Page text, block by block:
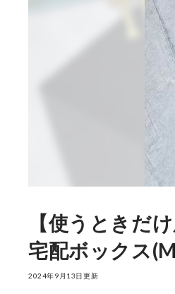
【使うときだ
宅配ボックス
2024年9月13日更新